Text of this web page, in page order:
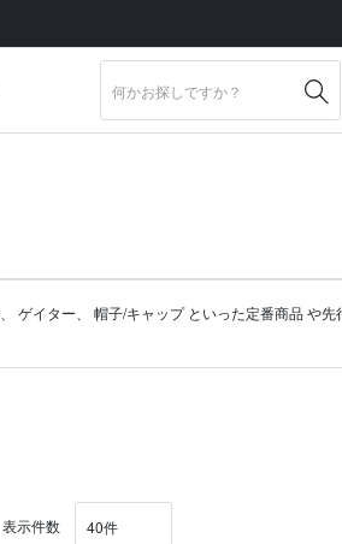
ゲイター 帽子/キャップといった定番商品 や先
表示件数